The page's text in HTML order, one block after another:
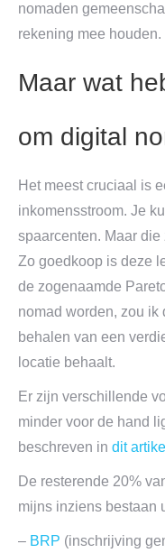
nomaden
rekening mee houden.
Maar wat
om digital
Het meest cruciaal is
inkomensstroom. Je
spaarcenten. Maar
Zo goedkoop is deze
de zogenaamde
nomad worden, zou ik
behalen van een
locatie behaalt.
Er zijn verschillende
minder voor de hand
beschreven in dit artikel
De resterende 20%
mijns inziens bestaan
– BRP (inschrijving